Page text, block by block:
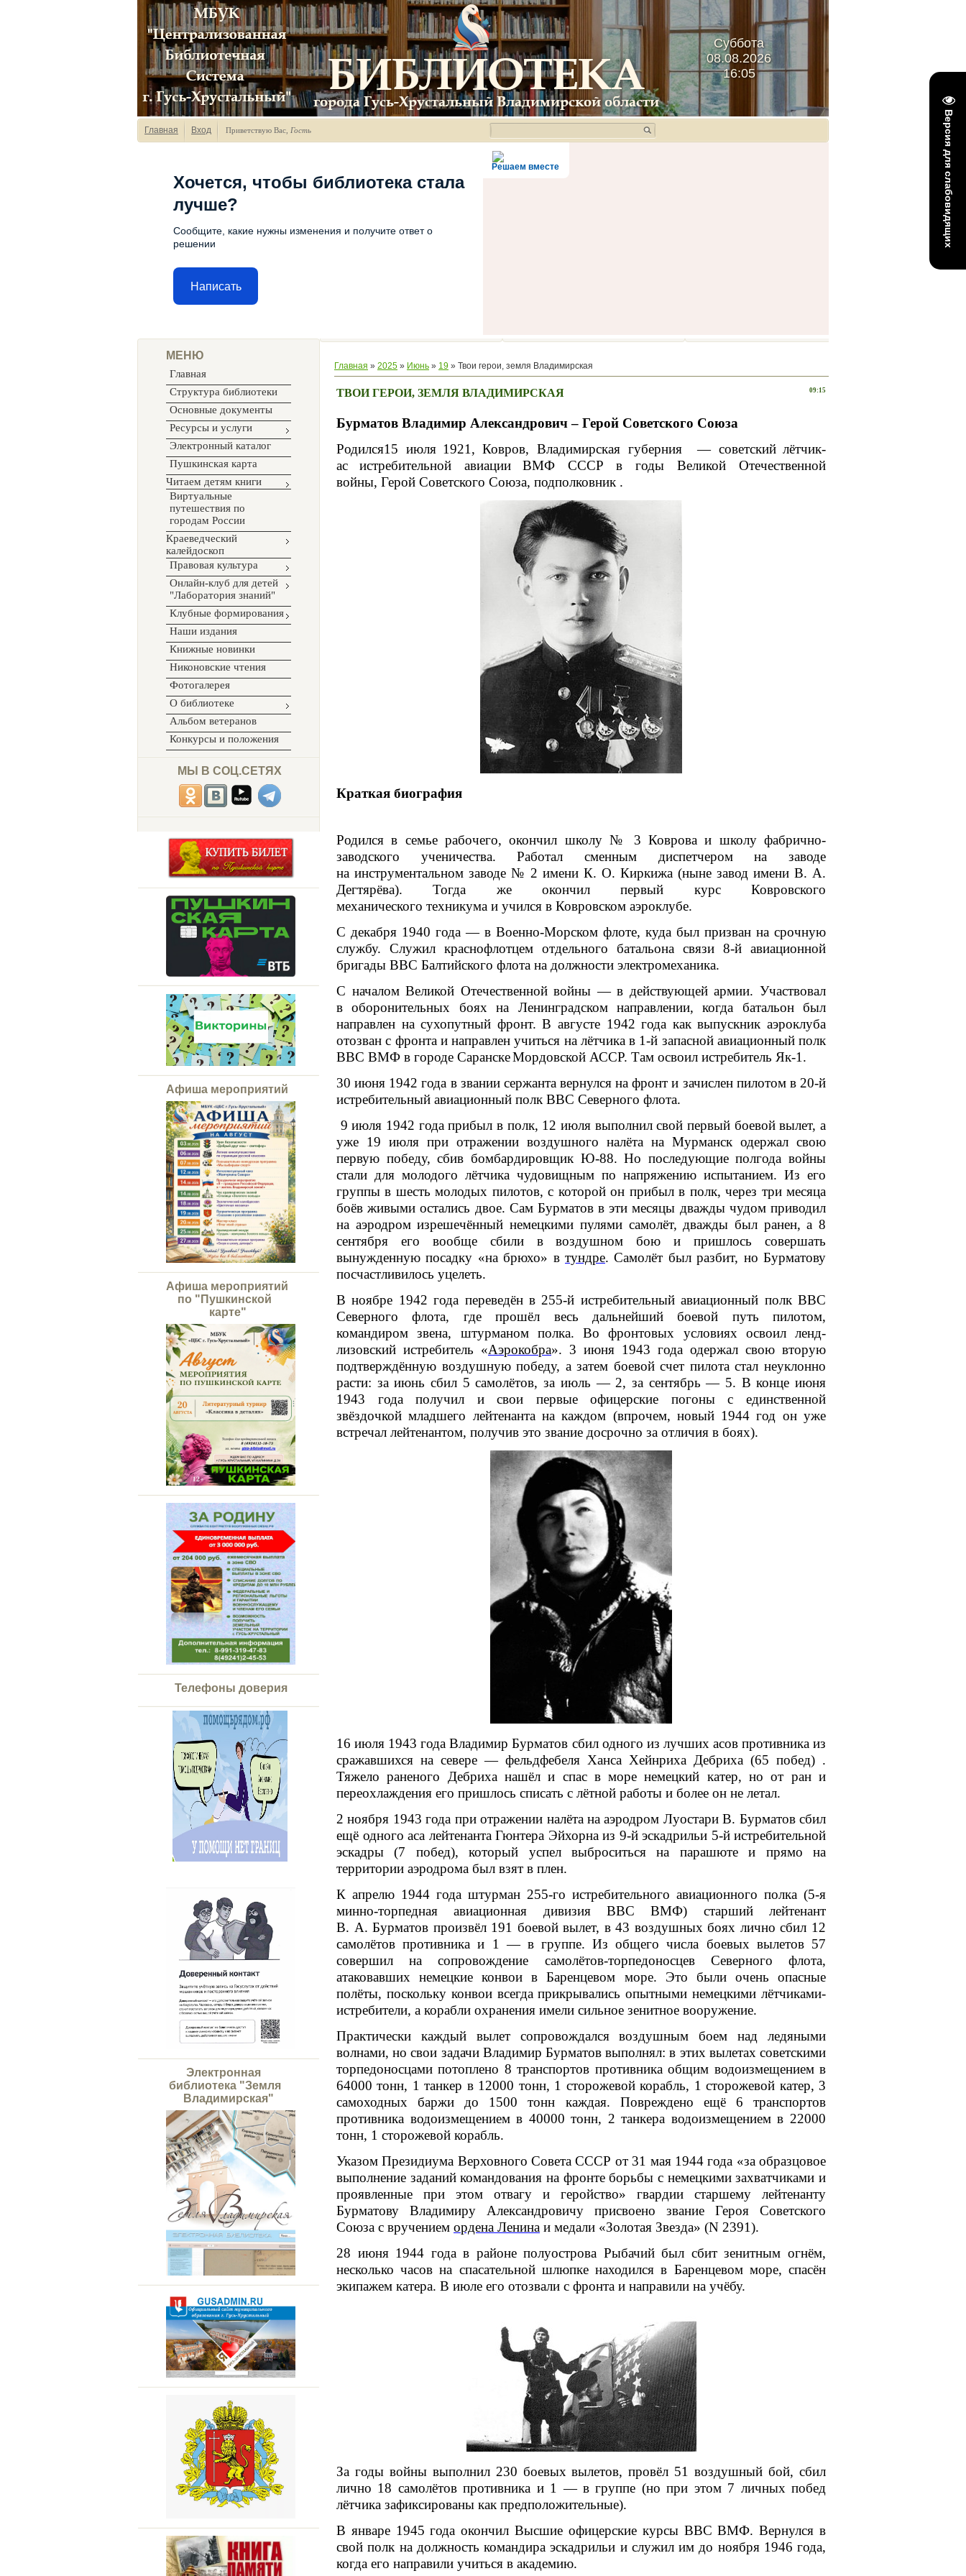
Версия для слабовидящих
Суббота
08.08.2026
16:05
Главная Вход Приветствую Вас Гость
Решаем вместе
Хочется, чтобы библиотека стала
лучше?
Сообщите, какие нужны изменения и получите ответ о
решении
Написать
МЕНЮ
Главная
Структура библиотеки
Основные документы
Ресурсы и услуги
Электронный каталог
Пушкинская карта
Читаем детям книги
Виртуальные
путешествия по
городам России
Краеведческий
калейдоскоп
Правовая культура
Онлайн-клуб для детей
"Лаборатория знаний"
Клубные формирования
Наши издания
Книжные новинки
Никоновские чтения
Фотогалерея
О библиотеке
Альбом ветеранов
Конкурсы и положения
МЫ В СОЦ.СЕТЯХ
Афиша мероприятий
Афиша мероприятий
по "Пушкинской
карте"
Телефоны доверия
Электронная
библиотека "Земля
Владимирская"
Главная » 2025 » Июнь » 19 » Твои герои, земля Владимирская
09:15
ТВОИ ГЕРОИ, ЗЕМЛЯ ВЛАДИМИРСКАЯ
Бурматов Владимир Александрович – Герой Советского Союза
Родился15 июля 1921 ,Ковров,Владимирская губерния—советский лётчик-
ас
истребительной авиации ВМФ СССР в годыВеликой Отечественной
войны, Герой Советского Союза, подполковник .
Краткая биография
Родился в семье рабочего, окончил школу № 3 Коврова и школу фабрично-
заводского ученичества. Работал сменным диспетчером на заводе
на инструментальном заводе № 2 имени К. О. Киркижа (ныне завод имени В. А.
Дегтярёва). Тогда же окончил первый курс Ковровского
механического техникума и учился в Ковровском аэроклубе.
С декабря 1940 года — в Военно-Морском флоте, куда был призван на срочную
службу. Служил краснофлотцем отдельного батальона связи 8-й авиационной
бригады ВВС Балтийского флота на должности электромеханика.
С началомВеликой Отечественной войны — в действующей армии. Участвовал
воборонительных боях на Ленинградском направлении, когда батальон был
направлен на сухопутный фронт. В августе 1942 года как выпускник аэроклуба
отозван с фронта и направлен учиться на лётчика в 1-й запасной авиационный полк
ВВС ВМФ в городе СаранскеМордовской АССР. Там освоил истребитель Як-1 .
30 июня 1942 года в звании сержантавернулся на фронт и зачислен пилотом в 20-й
истребительный авиационный полк ВВС Северного флота.
9 июля 1942 года прибыл в полк, 12 июля выполнил свой первый боевой вылет, а
уже 19 июля при отражении воздушного налёта на Мурманск одержал свою
первую победу, сбив бомбардировщик Ю-88. Но последующие полгода войны
стали для молодого лётчика чудовищным по напряжению испытанием. Из его
группы в шесть молодых пилотов, с которой он прибыл в полк, через три месяца
боёв живыми остались двое. Сам Бурматов в эти месяцы дважды чудом приводил
на аэродром изрешечённый немецкими пулями самолёт, дважды был ранен, а 8
сентября его вообще сбили в воздушном бою и пришлось совершать
вынужденную посадку «на брюхо» в тундре. Самолёт был разбит, но Бурматову
посчастливилось уцелеть.
В ноябре 1942 года переведён в 255-й истребительный авиационный полкВВС
Северного флота, где прошёл весь дальнейший боевой путь пилотом,
командиром звена, штурманом полка. Во фронтовых условиях освоил ленд-
лизовский истребитель «Аэрокобра». 3 июня 1943 года одержал свою вторую
подтверждённую воздушную победу, а затем боевой счет пилота стал неуклонно
расти: за июнь сбил 5 самолётов, за июль — 2, за сентябрь — 5. В конце июня
1943 года получил и свои первые офицерские погоны с единственной
звёздочкоймладшего лейтенантана каждом (впрочем, новый 1944 год он уже
встречал лейтенантом, получив это звание досрочно за отличия в боях).
16 июля 1943 года Владимир Бурматов сбил одного из лучших асов противника из
сражавшихся на севере — фельдфебеля Ханса Хейнриха Дебриха (65 побед) .
Тяжело раненого Дебриха нашёл и спас в море немецкий катер, но от ран и
переохлаждения его пришлось списать с лётной работы и более он не летал.
2 ноября 1943 года при отражении налёта нааэродром ЛуостариВ. Бурматов сбил
ещё одного аса лейтенанта Гюнтера Эйхорна из 9-й эскадрильи 5-й истребительной
эскадры (7 побед), который успел выброситься на парашютеи прямо на
территории аэродрома был взят в плен.
К апрелю 1944 года штурман 255-го истребительного авиационного полка (5-я
минно-торпедная авиационная дивизия ВВС ВМФ) старший лейтенант
В. А. Бурматов произвёл 191 боевой вылет, в 43 воздушных боях лично сбил 12
самолётов противника и 1 — в группе. Из общего числа боевых вылетов 57
совершил на сопровождение самолётов-торпедоносцев Северного флота,
атаковавших немецкие конвои в Баренцевом море. Это были очень опасные
полёты, поскольку конвои всегда прикрывались опытными немецкими лётчиками-
истребители, а корабли охранения имели сильное зенитное вооружение.
Практически каждый вылет сопровождался воздушным боем над ледяными
волнами, но свои задачи Владимир Бурматов выполнял: в этих вылетах советскими
торпедоносцами потоплено 8 транспортов противника общим водоизмещением в
64000 тонн, 1танкер в 12000 тонн, 1 сторожевой корабль, 1сторожевой катер, 3
самоходных баржи до 1500 тонн каждая. Повреждено ещё 6 транспортов
противника водоизмещением в 40000 тонн, 2 танкера водоизмещением в 22000
тонн, 1 сторожевой корабль.
УказомПрезидиума Верховного Совета СССР от 31 мая 1944 года «за образцовое
выполнение заданий командования на фронте борьбы с немецкими захватчиками и
проявленные при этом отвагу и геройство» гвардии старшему лейтенанту
Бурматову Владимиру Александровичу присвоено звание Героя Советского
Союза с вручением ордена Ленина и медали «Золотая Звезда» (N 2391).
28 июня 1944 года в районе полуострова Рыбачийбыл сбит зенитным огнём,
несколько часов на спасательной шлюпке находился в Баренцевом море, спасён
экипажем катера. В июле его отозвали с фронта и направили на учёбу.
За годы войны выполнил 230 боевых вылетов, провёл 51 воздушный бой, сбил
лично 18 самолётов противника и 1 — в группе (но при этом 7 личных побед
лётчика зафиксированы как предположительные).
В январе 1945 года окончил Высшие офицерские курсы ВВС ВМФ. Вернулся в
свой полк на должность командираэскадрильи и служил им до ноября 1946 года,
когда его направили учиться в академию.